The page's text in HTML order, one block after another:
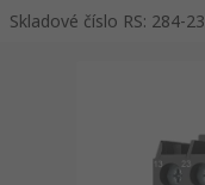
Skladové číslo RS: 284-